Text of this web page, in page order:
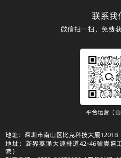
联系我
微信扫一扫，免费
平台运营（山
地址：深圳市南山区比克科技大厦1201B
地址：新界葵涌大連排道42-46號貴盛
港）